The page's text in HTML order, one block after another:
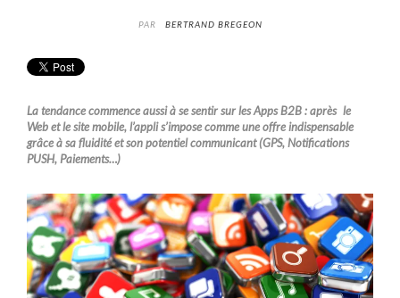
PAR BERTRAND BREGEON
La tendance commence aussi à se sentir sur les Apps B2B : après le
Web et le site mobile, l’appli s’impose comme une offre indispensable
grâce à sa fluidité et son potentiel communicant (GPS, Notifications
PUSH, Paiements…)